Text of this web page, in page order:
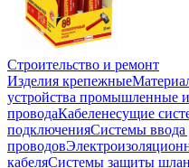
Строительство и ремонт
Изделия крепежные
устройства промышленные
проводаКабеленесущие
подключенияСистемы ввода
проводов
кабеляСистемы защиты